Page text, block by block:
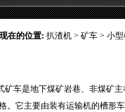
在的位置: 扒渣机> 矿车> 小
矿车是地下煤矿岩巷、非煤矿
。它主要由装有运输机的槽形